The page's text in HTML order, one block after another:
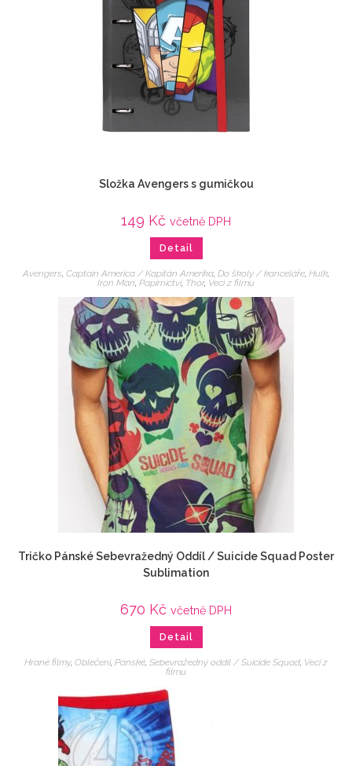
Složka Avengers s gumičkou
149 Kč včetně DPH
Detail
Avengers, Captain America / Kapitán Amerika, Do školy / kanceláře, Hulk,
Iron Man, Papírnictví, Thor, Veci z filmu
Tričko Pánské Sebevražedný Oddíl / Suicide Squad Poster
Sublimation
670 Kč včetně DPH
Detail
Hrané filmy, Oblečení, Pánské, Sebevražedný oddíl / Suicide Squad, Veci z
filmu